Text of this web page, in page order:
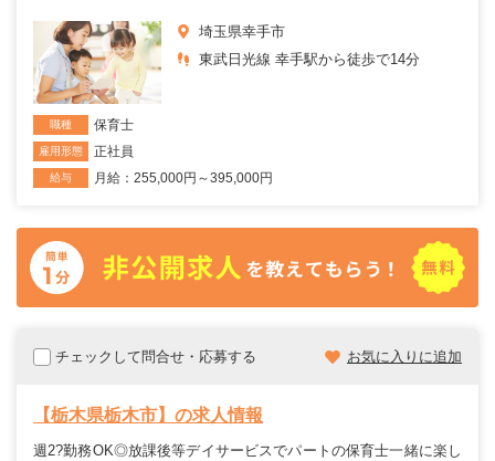
埼玉県幸手市
東武日光線 幸手駅から徒歩で14分
職種 保育士
雇用形態 正社員
給与 月給：255,000円～395,000円
チェックして問合せ・応募する お気に入りに追加
【栃木県栃木市】の求人情報
週2?勤務OK◎放課後等デイサービスでパートの保育士一緒に楽し